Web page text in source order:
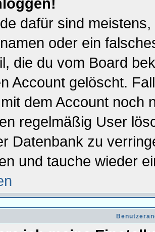
dafür sind
oder ein
die du vom Board
Account gelöscht.
dem Account noch
regelmäßig User
Datenbank zu
und tauche wieder